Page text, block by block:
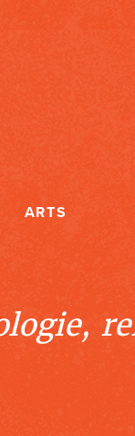
ARTS